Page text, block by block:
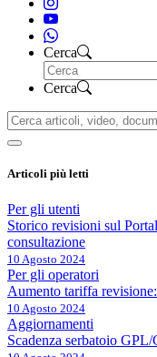
Cerca
Cerca
Articoli più letti
Per gli utenti
Storico revisioni sul
consultazione
10 Agosto 2024
Per gli operatori
Aumento tariffa
10 Agosto 2024
Aggiornamenti
Scadenza serbatoio